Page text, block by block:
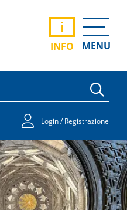
i
INFO MENU
Login / Registrazione